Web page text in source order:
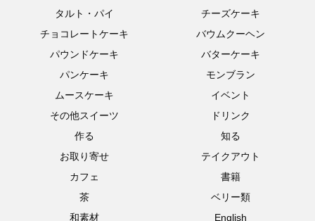
タルト・パイ
チーズケーキ
チョコレートケーキ
バウムクーヘン
パウンドケーキ
バターケーキ
パンケーキ
モンブラン
ムースケーキ
イベント
その他スイーツ
ドリンク
作る
知る
お取り寄せ
テイクアウト
カフェ
書籍
茶
ベリー類
和素材
English